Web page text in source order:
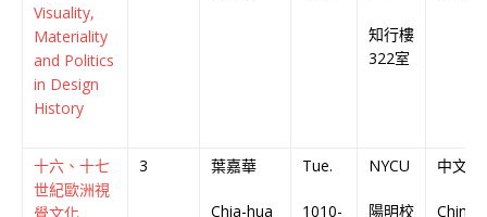
Visuality,
Materiality
and Politics
in Design
History
知行樓
322室
十六、十七
世紀歐洲視
覺文化
3 葉嘉華
Chia-hua
Tue.
1010-
NYCU
陽明校
中文授